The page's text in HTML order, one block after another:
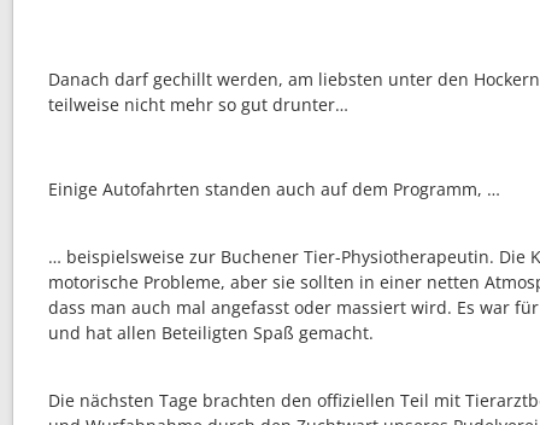
Danach darf gechillt werden, am liebsten unter den
teilweise nicht mehr so gut drunter…
Einige Autofahrten standen auch auf dem Programm, …
… beispielsweise zur Buchener Tier-Physiotherapeutin. Die
motorische Probleme, aber sie sollten in einer netten
dass man auch mal angefasst oder massiert wird. Es war
und hat allen Beteiligten Spaß gemacht.
Die nächsten Tage brachten den offiziellen Teil mit